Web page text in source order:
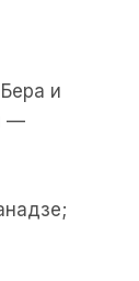
и
—